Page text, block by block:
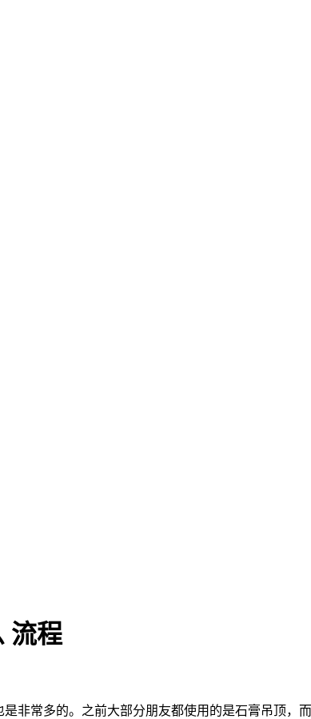
流程
非常多的。之前大部分朋友都使用的是石膏吊顶，